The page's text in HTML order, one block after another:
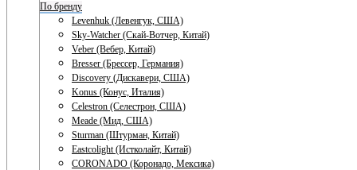
По бренду
Levenhuk (Левенгук, США)
Sky-Watcher (Скай-Вотчер, Китай)
Veber (Вебер, Китай)
Bresser (Брессер, Германия)
Discovery (Дискавери, США)
Konus (Конус, Италия)
Celestron (Селестрон, США)
Meade (Мид, США)
Sturman (Штурман, Китай)
Eastcolight (Истколайт, Китай)
CORONADO (Коронадо, Мексика)